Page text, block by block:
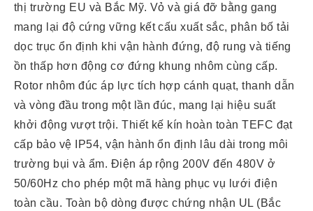
thị trường EU và Bắc Mỹ. Vỏ và giá đỡ bằng gang
mang lại độ cứng vững kết cấu xuất sắc, phân bố tải
dọc trục ổn định khi vận hành đứng, độ rung và tiếng
ồn thấp hơn động cơ đứng khung nhôm cùng cấp.
Rotor nhôm đúc áp lực tích hợp cánh quạt, thanh dẫn
và vòng đầu trong một lần đúc, mang lại hiệu suất
khởi động vượt trội. Thiết kế kín hoàn toàn TEFC đạt
cấp bảo vệ IP54, vận hành ổn định lâu dài trong môi
trường bụi và ẩm. Điện áp rộng 200V đến 480V ở
50/60Hz cho phép một mã hàng phục vụ lưới điện
toàn cầu. Toàn bộ dòng được chứng nhận UL (Bắc